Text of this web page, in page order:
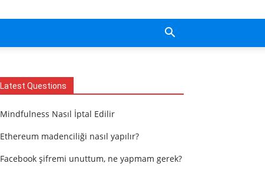
Latest Questions
Mindfulness Nasıl İptal Edilir
Ethereum madenciliği nasıl yapılır?
Facebook şifremi unuttum, ne yapmam gerek?